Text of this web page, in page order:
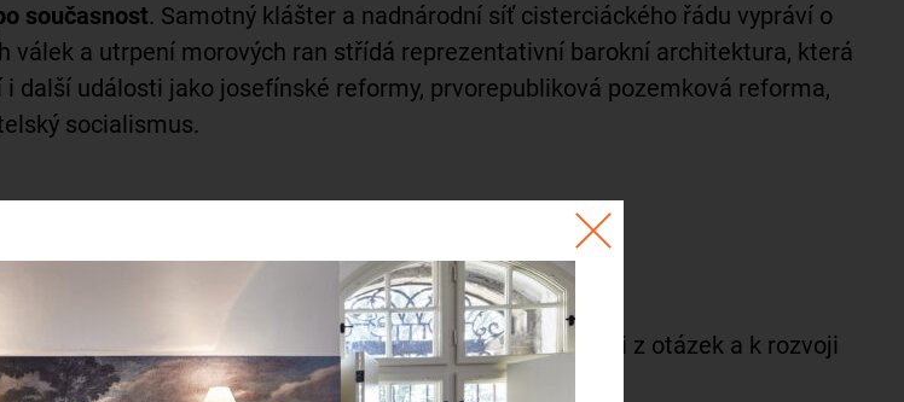
současnost. Samotný klášter a nadnárodní síť cisterciáckého řádu vypráví o
válek a utrpení morových ran střídá reprezentativní barokní architektura, která
další události jako josefínské reformy, prvorepubliková pozemková reforma,
socialismus.
sledují cíle stanovené v RVP MŠMT ČR.
kritické myšlení, jež vede k vlastnímu úsudku, k radosti z otázek a k rozvoji